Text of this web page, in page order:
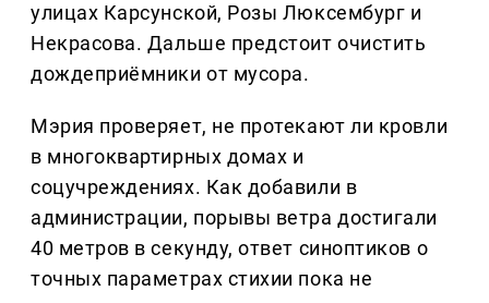
улицах Карсунской, Розы Люксембург и
Некрасова. Дальше предстоит очистить
дождеприёмники от мусора.
Мэрия проверяет, не протекают ли кровли
в многоквартирных домах и
соцучреждениях. Как добавили в
администрации, порывы ветра достигали
40 метров в секунду, ответ синоптиков о
точных параметрах стихии пока не